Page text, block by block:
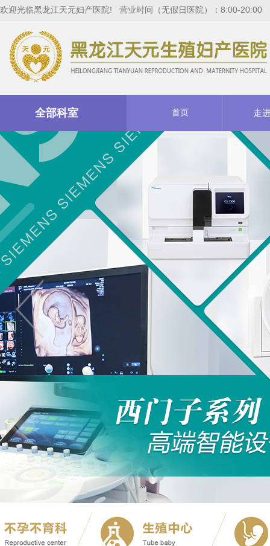
欢迎光临黑龙江天元妇产医院! 营业时间（无假日医院）：8:00-20:00
全部科室 首页 走